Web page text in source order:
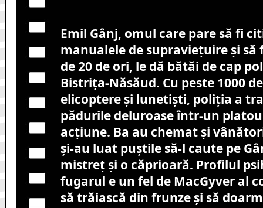
Emil Gânj, omul care pare să fi
manualele de supraviețuire și să
de 20 de ori, le dă bătăi de cap
Bistrița-Năsăud. Cu peste 1000
elicoptere și lunetiști, poliția a
pădurile deluroase într-un
acțiune. Ba au chemat și
și-au luat puștile să-l caute pe
mistreț și o căprioară. Profilul
fugarul e un fel de MacGyver al
să trăiască din frunze și să